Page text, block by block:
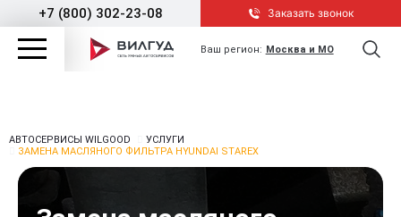
+7 (800) 302-23-08 Заказать звонок
Ваш регион: Москва и МО
АВТОСЕРВИСЫ WILGOOD
УСЛУГИ
ЗАМЕНА МАСЛЯНОГО ФИЛЬТРА HYUNDAI STAREX